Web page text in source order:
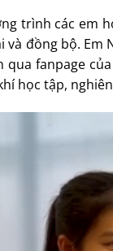
trình các em
đồng bộ. Em
fanpage
học tập,